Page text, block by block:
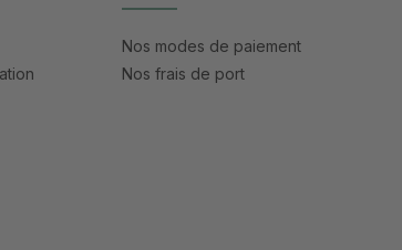
Nos modes de paiement
Nos frais de port